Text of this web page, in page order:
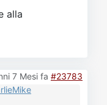
alla
7 Mesi fa #23783